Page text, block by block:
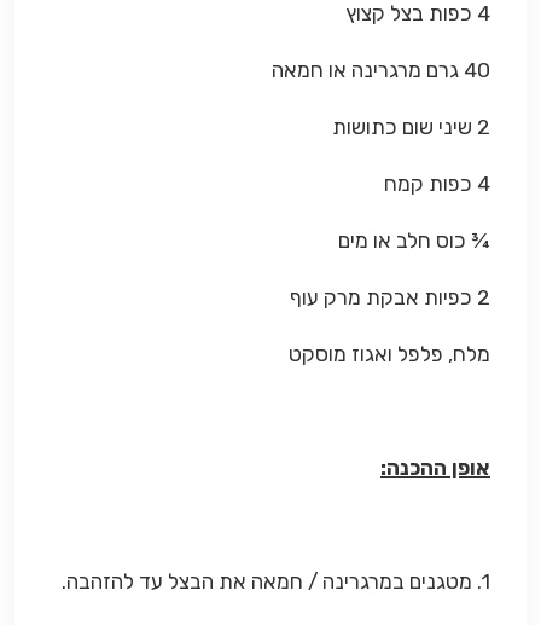
4 כפות בצל קצוץ
40 גרם מרגרינה או חמאה
2 שיני שום כתושות
4 כפות קמח
¾ כוס חלב או מים
2 כפיות אבקת מרק עוף
מלח, פלפל ואגוז מוסקט
אופן ההכנה:
1. מטגנים במרגרינה / חמאה את הבצל עד להזהבה.